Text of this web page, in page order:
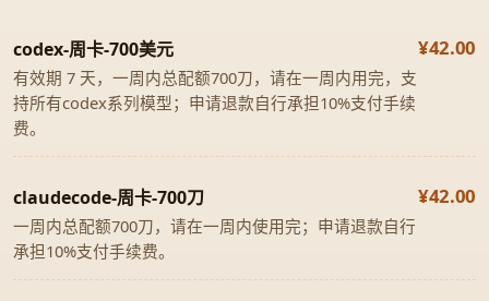
codex-周卡-700美元
有效期 7 天，一周内总配额700刀，请在一周内用完，支
持所有codex系列模型；申请退款自行承担10%支付手续
费。
¥42.00
claudecode-周卡-700刀
一周内总配额700刀，请在一周内使用完；申请退款自行
承担10%支付手续费。
¥42.00